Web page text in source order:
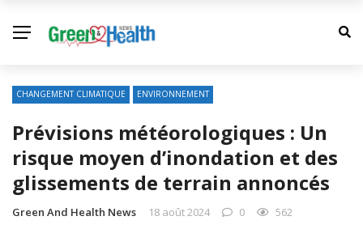
CHANGEMENT CLIMATIQUE ENVIRONNEMENT
Prévisions météorologiques : Un
risque moyen d’inondation et des
glissements de terrain annoncés
Green And Health News 18 août 2024 0 562